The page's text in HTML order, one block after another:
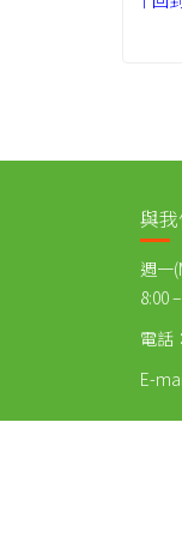
與
週一
8:00
電話
E-